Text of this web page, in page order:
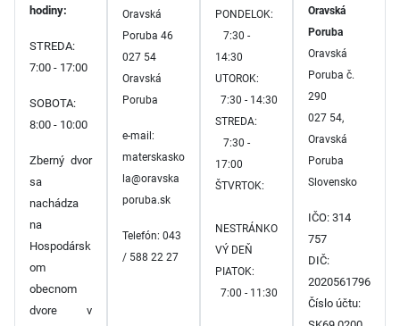
hodiny:
STREDA:
7:00 - 17:00
SOBOTA:
8:00 - 10:00
Zberný dvor
sa
nachádza
na
Hospodársk
om
obecnom
dvore v
Oravská
Poruba 46
027 54
Oravská
Poruba
e-mail:
materskasko
la@oravska
poruba.sk
Telefón: 043
/ 588 22 27
PONDELOK:
7:30 -
14:30
UTOROK:
7:30 - 14:30
STREDA:
7:30 -
17:00
ŠTVRTOK:
NESTRÁNKO
VÝ DEŇ
PIATOK:
7:00 - 11:30
Oravská
Poruba
Oravská
Poruba č.
290
027 54,
Oravská
Poruba
Slovensko
IČO: 314
757
DIČ:
2020561796
Číslo účtu: